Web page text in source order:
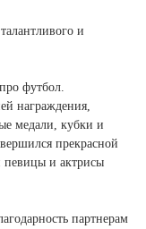
и
футбол.
награждения,
медали, кубки и
прекрасной
певицы и актрисы
партнерам